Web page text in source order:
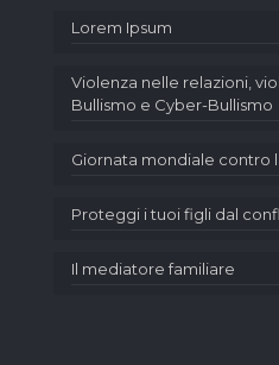
Lorem Ipsum
Violenza nelle relazioni,
Bullismo e Cyber-Bullismo
Giornata mondiale contro
Proteggi i tuoi figli dal
Il mediatore familiare